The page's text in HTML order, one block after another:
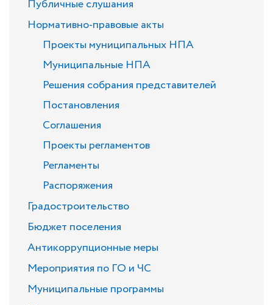
Публичные слушания
Нормативно-правовые акты
Проекты муниципальных НПА
Муниципальные НПА
Решения собрания представителей
Постановления
Соглашения
Проекты регламентов
Регламенты
Распоряжения
Градостроительство
Бюджет поселения
Антикоррупционные меры
Мероприятия по ГО и ЧС
Муниципальные программы